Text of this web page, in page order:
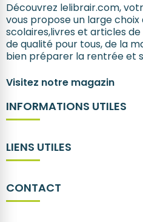
Découvrez lelibrair.com,
vous propose un large
scolaires,livres et articles
de qualité pour tous, de la
bien préparer la rentrée et
Visitez notre magazin
INFORMATIONS UTILES
LIENS UTILES
CONTACT